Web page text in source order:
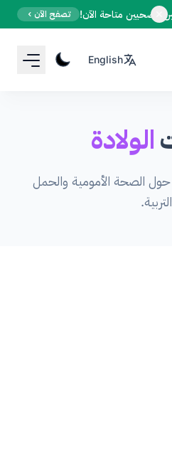
الصحيين متاحة الآن! تصفح الآن
English
الولادة
الصحة الأمومية والحمل